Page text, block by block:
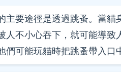
主要途徑是透過跳蚤。當
人不小心吞下，就可能導致
們可能玩貓時把跳蚤帶入口